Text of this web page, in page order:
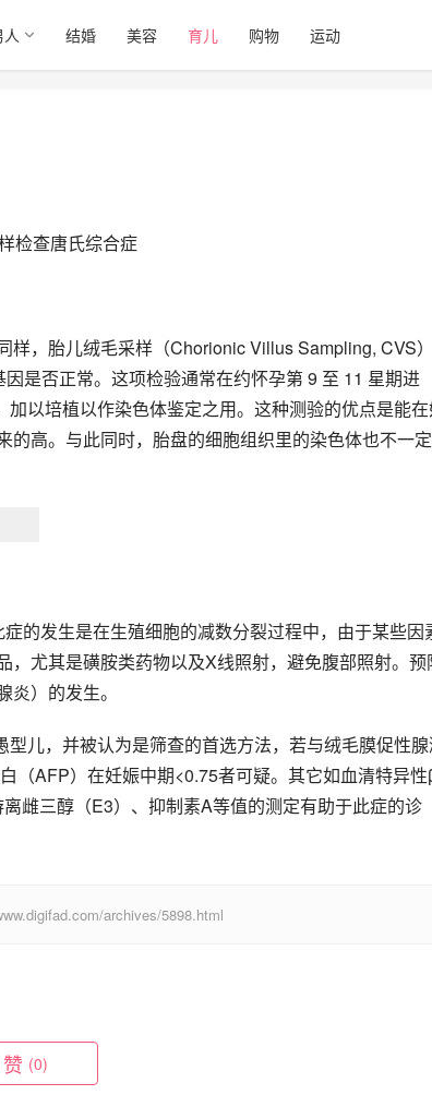
人 结婚 美容 育儿 购物 运动
检查唐氏综合症
胎儿绒毛采样（Chorionic Villus Sampling, CVS
是否正常。这项检验通常在约怀孕第 9 至 11 星期进
以培植以作染色体鉴定之用。这种测验的优点是能
高。与此同时，胎盘的细胞组织里的染色体也不一
的发生是在生殖细胞的减数分裂过程中，由于某些因
尤其是磺胺类药物以及X线照射，避免腹部照射。预
）的发生。
儿，并被认为是筛查的首选方法，若与绒毛膜促性
（AFP）在妊娠中期<0.75者可疑。其它如血清特异性
雌三醇（E3）、抑制素A等值的测定有助于此症的诊
archives/5898.html
赞 (0)